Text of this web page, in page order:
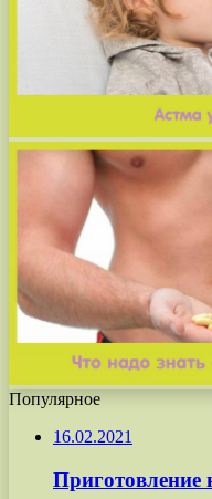
Популярное
16.02.2021
Приготовление